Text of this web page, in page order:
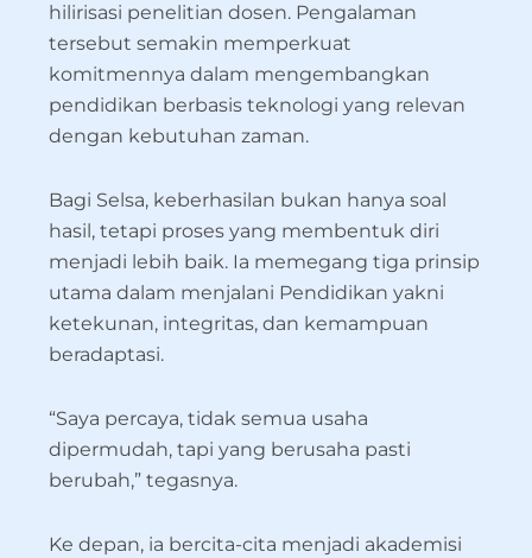
hilirisasi penelitian dosen. Pengalaman
tersebut semakin memperkuat
komitmennya dalam mengembangkan
pendidikan berbasis teknologi yang relevan
dengan kebutuhan zaman.
Bagi Selsa, keberhasilan bukan hanya soal
hasil, tetapi proses yang membentuk diri
menjadi lebih baik. Ia memegang tiga prinsip
utama dalam menjalani Pendidikan yakni
ketekunan, integritas, dan kemampuan
beradaptasi.
“Saya percaya, tidak semua usaha
dipermudah, tapi yang berusaha pasti
berubah,” tegasnya.
Ke depan, ia bercita-cita menjadi akademisi